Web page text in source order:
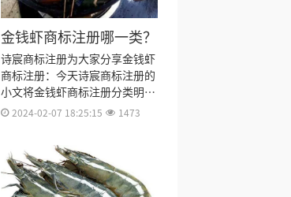
金钱虾商标注册哪一类？
诗宸商标注册为大家分享金钱虾
商标注册：今天诗宸商标注册的
小文将金钱虾商标注册分类明
细、商标注册流程及费用、商标
注册证书有效期等资料整理出
来。
2024-02-07 18:25:15 1473